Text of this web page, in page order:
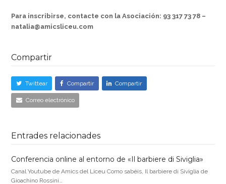
Para inscribirse, contacte con la Asociación: 93 317 73 78 –
natalia@amicsliceu.com
Compartir
Twittear Compartir Compartir
Correo electrónico
Entrades relacionades
Conferencia online al entorno de «Il barbiere di Siviglia»
Canal Youtube de Amics del Liceu Como sabéis, Il barbiere di Siviglia de
Gioachino Rossini…